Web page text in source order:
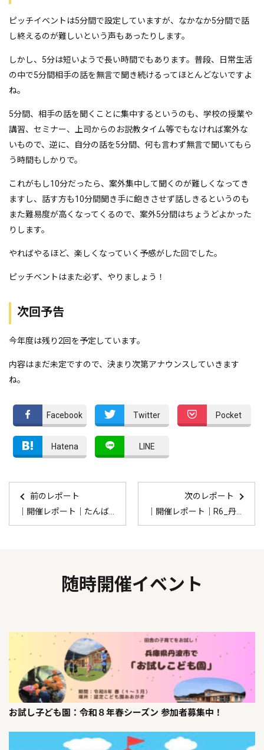
ピッチイベントは5分間で設定していますが、なかなか5分間で話
し終えるのが難しいという声もあったりします。
しかし、5分は短いようで長い時間でもあります。普段、日常生活
の中で5分間相手の話を無言で聞き続けるってほとんどないですよ
ね。
5分間、相手の話を聞くことに集中するというのも、学校の授業や
講習、セミナー、上司からのお説教タイム等でもなければ案外な
いもので、逆に、自分の話を5分間、何も言わず無言で聞いてもら
う時間もしかりで。
これがもし10分だったら、案外集中して聞くのが難しくなってき
ますし、話す方も10分間聞き手に飽きさせず話しきるというのも
また難易度が高くなってくるので、案外5分間はちょうどよかった
りします。
やればやるほど、楽しくなっていく予感がした回でした。
ピッチベントはまた必ず、やりましょう！
次回予告
今年度は残り2回を予定しています。
内容はまだ未定ですので、決まり次第アナウンスしていきます
ね。
Facebook Twitter Pocket
Hatena LINE
前のレポート
次のレポート
｜開催レポート｜R6_丹波市起業家ネットワーク「イーWa！」交流会（第4回）
随時開催イベント
お試し子ども園：令和８年春シーズン 参加者募集中！